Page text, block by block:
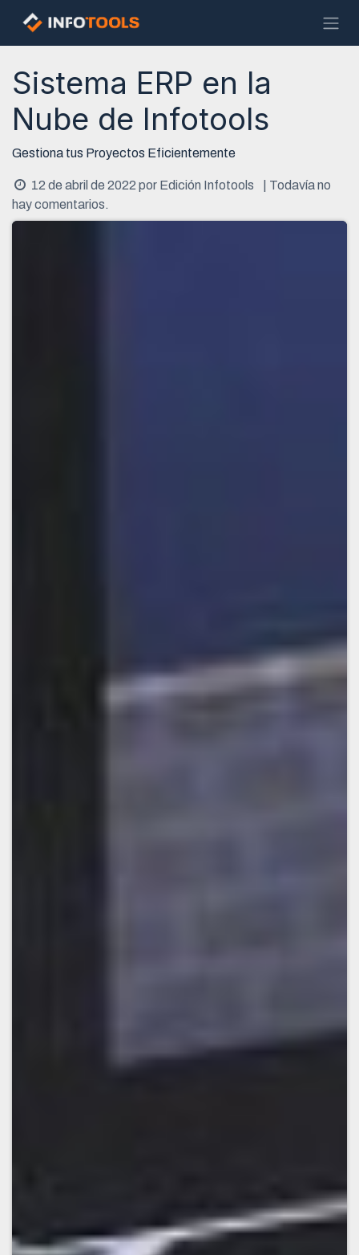
Ir al contenido
Sistema ERP en la
Nube de Infotools
Gestiona tus Proyectos Eficientemente
12 de abril de 2022 por Edición Infotools
| Todavía no
hay comentarios.